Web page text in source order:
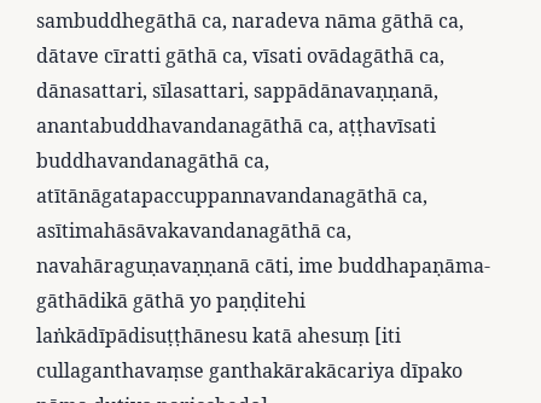
sambuddhegāthā ca, naradeva nāma gāthā ca,
dātave cīratti gāthā ca, vīsati ovādagāthā ca,
dānasattari, sīlasattari, sappādānavaṇṇanā,
anantabuddhavandanagāthā ca, aṭṭhavīsati
buddhavandanagāthā ca,
atītānāgatapaccuppannavandanagāthā ca,
asītimahāsāvakavandanagāthā ca,
navahāraguṇavaṇṇanā cāti, ime buddhapaṇāma-
gāthādikā gāthā yo paṇḍitehi
laṅkādīpādisuṭṭhānesu katā ahesuṃ [iti
cullaganthavaṃse ganthakārakācariya dīpako